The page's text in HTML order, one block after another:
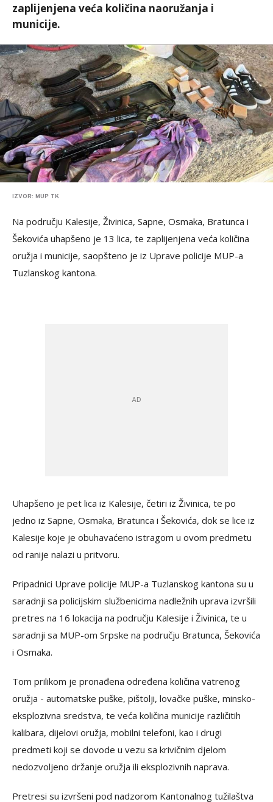
zaplijenjena veća količina naoružanja i
municije.
IZVOR: MUP TK
Na području Kalesije, Živinica, Sapne, Osmaka, Bratunca i
Šekovića uhapšeno je 13 lica, te zaplijenjena veća količina
oružja i municije, saopšteno je iz Uprave policije MUP-a
Tuzlanskog kantona.
Uhapšeno je pet lica iz Kalesije, četiri iz Živinica, te po
jedno iz Sapne, Osmaka, Bratunca i Šekovića, dok se lice iz
Kalesije koje je obuhavaćeno istragom u ovom predmetu
od ranije nalazi u pritvoru.
Pripadnici Uprave policije MUP-a Tuzlanskog kantona su u
saradnji sa policijskim službenicima nadležnih uprava izvršili
pretres na 16 lokacija na području Kalesije i Živinica, te u
saradnji sa MUP-om Srpske na području Bratunca, Šekovića
i Osmaka.
Tom prilikom je pronađena određena količina vatrenog
oružja - automatske puške, pištolji, lovačke puške, minsko-
eksplozivna sredstva, te veća količina municije različitih
kalibara, dijelovi oružja, mobilni telefoni, kao i drugi
predmeti koji se dovode u vezu sa krivičnim djelom
nedozvoljeno držanje oružja ili eksplozivnih naprava.
Pretresi su izvršeni pod nadzorom Kantonalnog tužilaštva